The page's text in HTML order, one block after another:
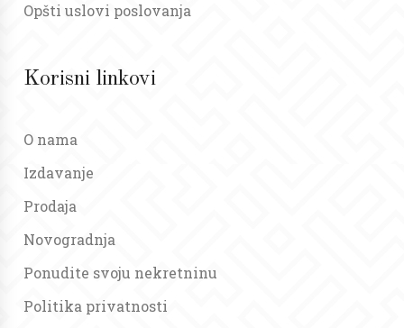
Opšti uslovi poslovanja
Korisni linkovi
O nama
Izdavanje
Prodaja
Novogradnja
Ponudite svoju nekretninu
Politika privatnosti